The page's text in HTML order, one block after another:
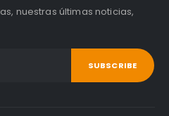
nuestras últimas noticias,